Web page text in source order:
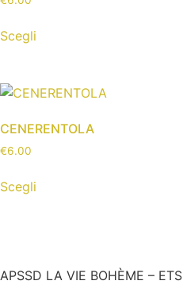
Scegli
CENERENTOLA
€6.00
Scegli
APSSD LA VIE BOHÈME – ETS